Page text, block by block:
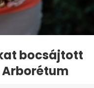
bocsájtott
Arborétum